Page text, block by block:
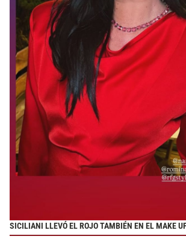
SICILIANI LLEVÓ EL ROJO TAMBIÉN EN EL MAKE